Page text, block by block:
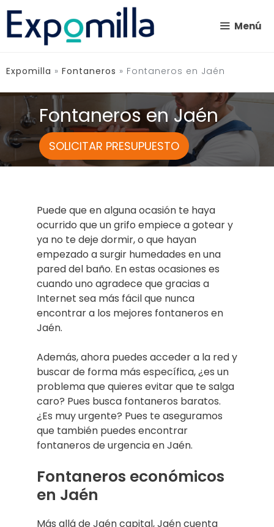
Saltar
contenido
Menú
Expomilla » Fontaneros » Fontaneros en Jaén
Fontaneros en Jaén
SOLICITAR PRESUPUESTO
Puede que en alguna ocasión te haya
ocurrido que un grifo empiece a gotear y
ya no te deje dormir, o que hayan
empezado a surgir humedades en una
pared del baño. En estas ocasiones es
cuando uno agradece que gracias a
Internet sea más fácil que nunca
encontrar a los mejores fontaneros en
Jaén.
Además, ahora puedes acceder a la red y
buscar de forma más específica, ¿es un
problema que quieres evitar que te salga
caro? Pues busca fontaneros baratos.
¿Es muy urgente? Pues te aseguramos
que también puedes encontrar
fontaneros de urgencia en Jaén.
Fontaneros económicos
en Jaén
Más allá de Jaén capital, Jaén cuenta